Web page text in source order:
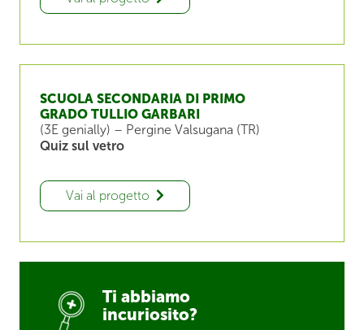
SCUOLA SECONDARIA DI PRIMO
GRADO TULLIO GARBARI
(3E genially) – Pergine Valsugana (TR)
Quiz sul vetro
Vai al progetto
Ti abbiamo
incuriosito?